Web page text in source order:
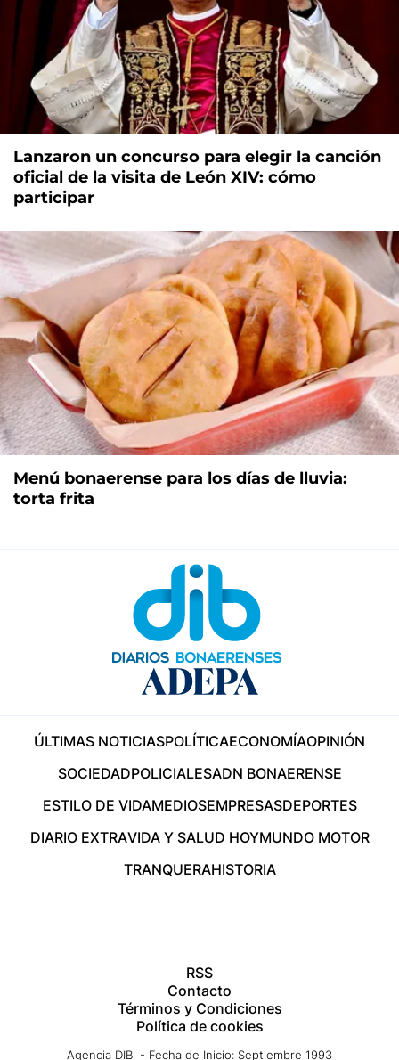
Lanzaron un concurso para elegir la canción
oficial de la visita de León XIV: cómo
participar
Menú bonaerense para los días de lluvia:
torta frita
ÚLTIMAS NOTICIASPOLÍTICAECONOMÍAOPINIÓN
SOCIEDADPOLICIALESADN BONAERENSE
ESTILO DE VIDAMEDIOSEMPRESASDEPORTES
DIARIO EXTRAVIDA Y SALUD HOYMUNDO MOTOR
TRANQUERAHISTORIA
RSS
Contacto
Términos y Condiciones
Política de cookies
Agencia DIB - Fecha de Inicio: Septiembre 1993